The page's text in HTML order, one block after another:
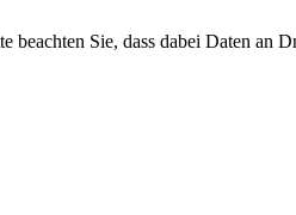
Sie, dass dabei Daten an